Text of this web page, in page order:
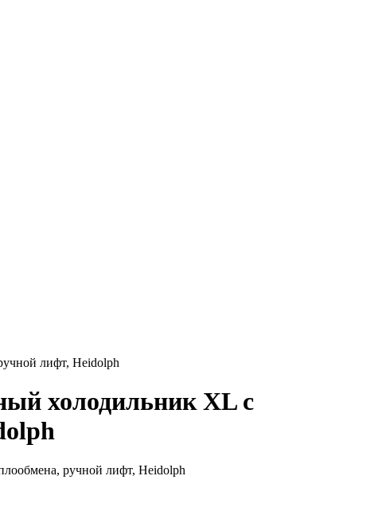
лифт, Heidolph
холодильник XL с